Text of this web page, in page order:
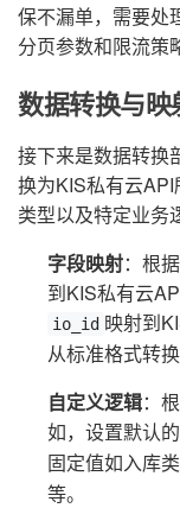
保不漏单，需要处
分页参数和限流策
数据转换与映
接下来是数据转换
换为KIS私有云
类型以及特定业务
字段映射：根
到KIS私有云
io_id 映射到
从标准格式转
自定义逻辑：
如，设置默认
固定值如入库
等。